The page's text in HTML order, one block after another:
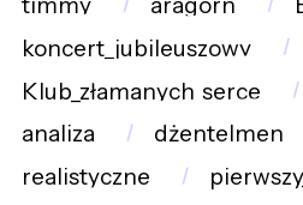
koncert_jubileuszowy
Klub_złamanych_serce
analiza
dżentelmen
realistyczne